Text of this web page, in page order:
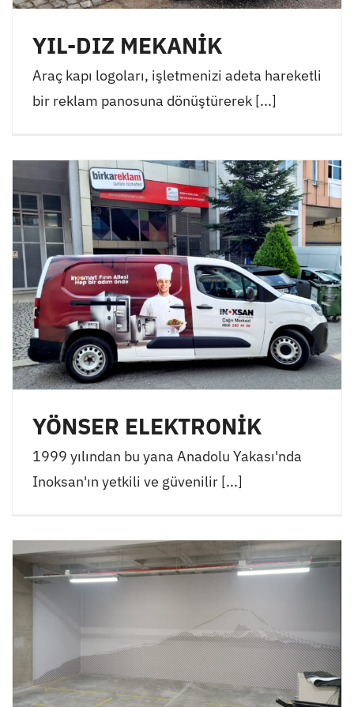
YIL-DIZ MEKANİK
Araç kapı logoları, işletmenizi adeta hareketli
bir reklam panosuna dönüştürerek [...]
YÖNSER ELEKTRONİK
1999 yılından bu yana Anadolu Yakası'nda
Inoksan'ın yetkili ve güvenilir [...]